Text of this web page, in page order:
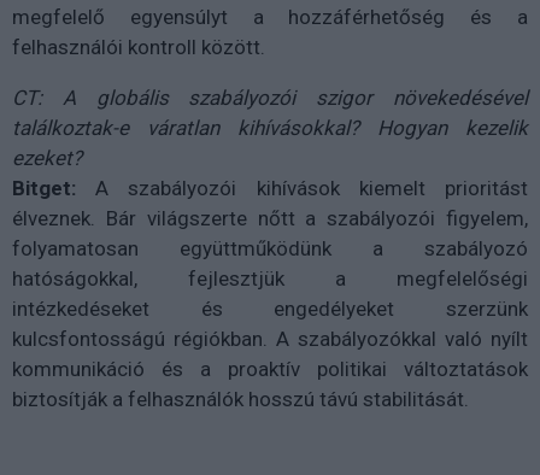
megfelelő egyensúlyt a hozzáférhetőség és a
felhasználói kontroll között.
CT: A globális szabályozói szigor növekedésével
találkoztak-e váratlan kihívásokkal? Hogyan kezelik
ezeket?
Bitget: A szabályozói kihívások kiemelt prioritást
élveznek. Bár világszerte nőtt a szabályozói figyelem,
folyamatosan együttműködünk a szabályozó
hatóságokkal, fejlesztjük a megfelelőségi
intézkedéseket és engedélyeket szerzünk
kulcsfontosságú régiókban. A szabályozókkal való nyílt
kommunikáció és a proaktív politikai változtatások
biztosítják a felhasználók hosszú távú stabilitását.